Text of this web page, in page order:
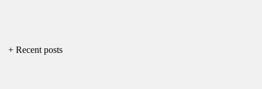
+ Recent posts